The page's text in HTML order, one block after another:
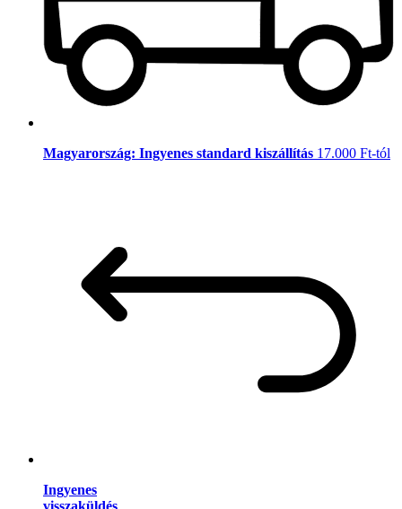
Magyarország: Ingyenes standard kiszállítás 17.000 Ft-tól
Ingyenes